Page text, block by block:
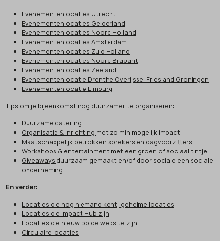
Evenementenlocaties Utrecht
Evenementenlocaties Gelderland
Evenementenlocaties Noord Holland
Evenementenlocaties Amsterdam
Evenementenlocaties Zuid Holland
Evenementenlocaties Noord Brabant
Evenementenlocaties Zeeland
Evenementenlocatie Drenthe Overijssel Friesland Groningen
Evenementenlocatie Limburg
Tips om je bijeenkomst nog duurzamer te organiseren:
Duurzame catering
Organisatie & inrichting met zo min mogelijk impact
Maatschappelijk betrokken sprekers en dagvoorzitters
Workshops & entertainment met een groen of sociaal tintje
Giveaways duurzaam gemaakt en/of door sociale een sociale
onderneming
En verder:
Locaties die nog niemand kent, geheime locaties
Locaties die Impact Hub zijn
Locaties die nieuw op de website zijn
Circulaire locaties